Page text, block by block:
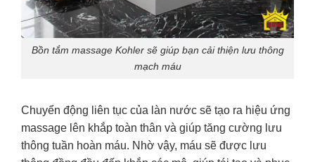
Bồn tắm massage Kohler sẽ giúp bạn cải thiện lưu thông
mạch máu
Chuyển động liên tục của làn nước sẽ tạo ra hiệu ứng
massage lên khắp toàn thân và giúp tăng cường lưu
thông tuần hoàn máu. Nhờ vậy, máu sẽ được lưu